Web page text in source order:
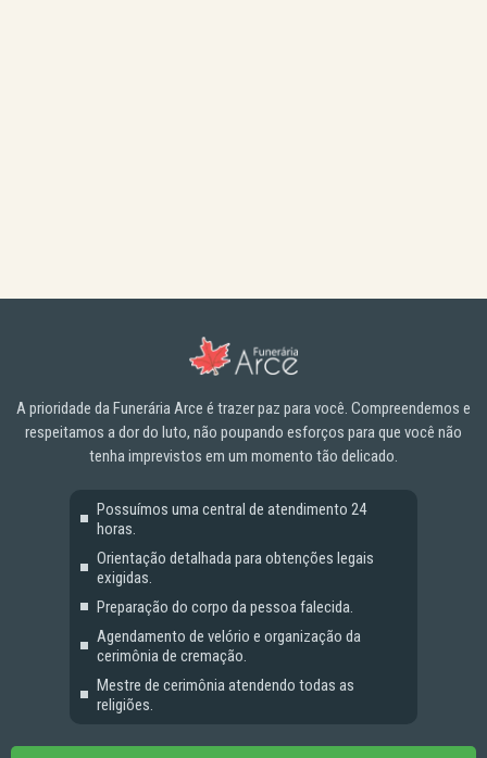
A prioridade da Funerária Arce é trazer paz para você. Compreendemos e
respeitamos a dor do luto, não poupando esforços para que você não
tenha imprevistos em um momento tão delicado.
Possuímos uma central de atendimento 24
horas.
Orientação detalhada para obtenções legais
exigidas.
Preparação do corpo da pessoa falecida.
Agendamento de velório e organização da
cerimônia de cremação.
Mestre de cerimônia atendendo todas as
religiões.